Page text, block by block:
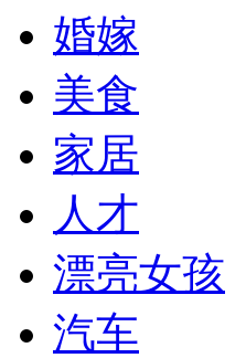
婚嫁
美食
家居
人才
漂亮女孩
汽车